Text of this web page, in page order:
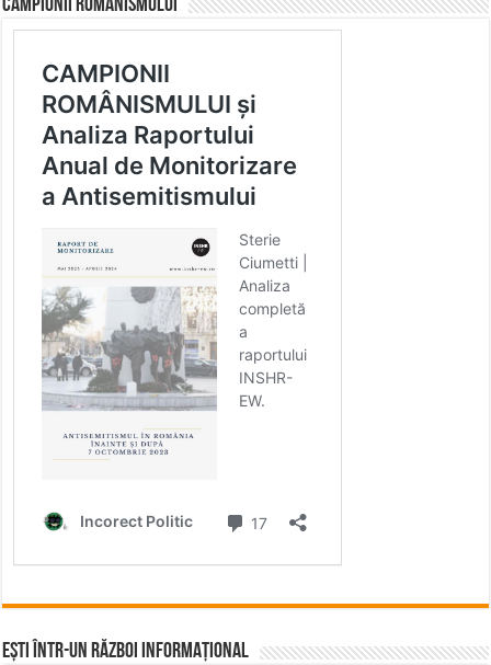
CAMPIONII ROMÂNISMULUI
Ești într-un RĂZBOI INFORMAȚIONAL